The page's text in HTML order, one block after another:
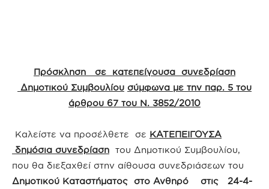
Πρόσκληση σε κατεπείγουσα συνεδρίαση
Δημοτικού Συμβουλίου σύμφωνα με την παρ. 5 του
άρθρου 67 του Ν. 3852/2010
Καλείστε να προσέλθετε σε ΚΑΤΕΠΕΙΓΟΥΣΑ
δημόσια συνεδρίαση του Δημοτικού Συμβουλίου,
που θα διεξαχθεί στην αίθουσα συνεδριάσεων του
Δημοτικού Καταστήματος στo Ανθηρό
στις 24-4-